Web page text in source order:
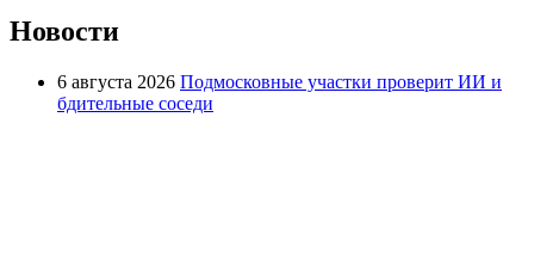
Новости
6 августа 2026 Подмосковные участки проверит ИИ и
бдительные соседи